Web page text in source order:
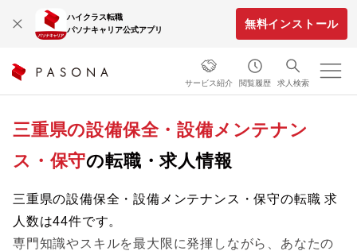
ハイクラス転職
パソナキャリア公式アプリ
無料インストール
サービス紹介 閲覧履歴 求人検索
三重県の設備保全・設備メンテナン
ス・保守の転職・求人情報
三重県の設備保全・設備メンテナンス・保守の転職 求
人数は44件です。
専門知識やスキルを最大限に発揮しながら、あなたの